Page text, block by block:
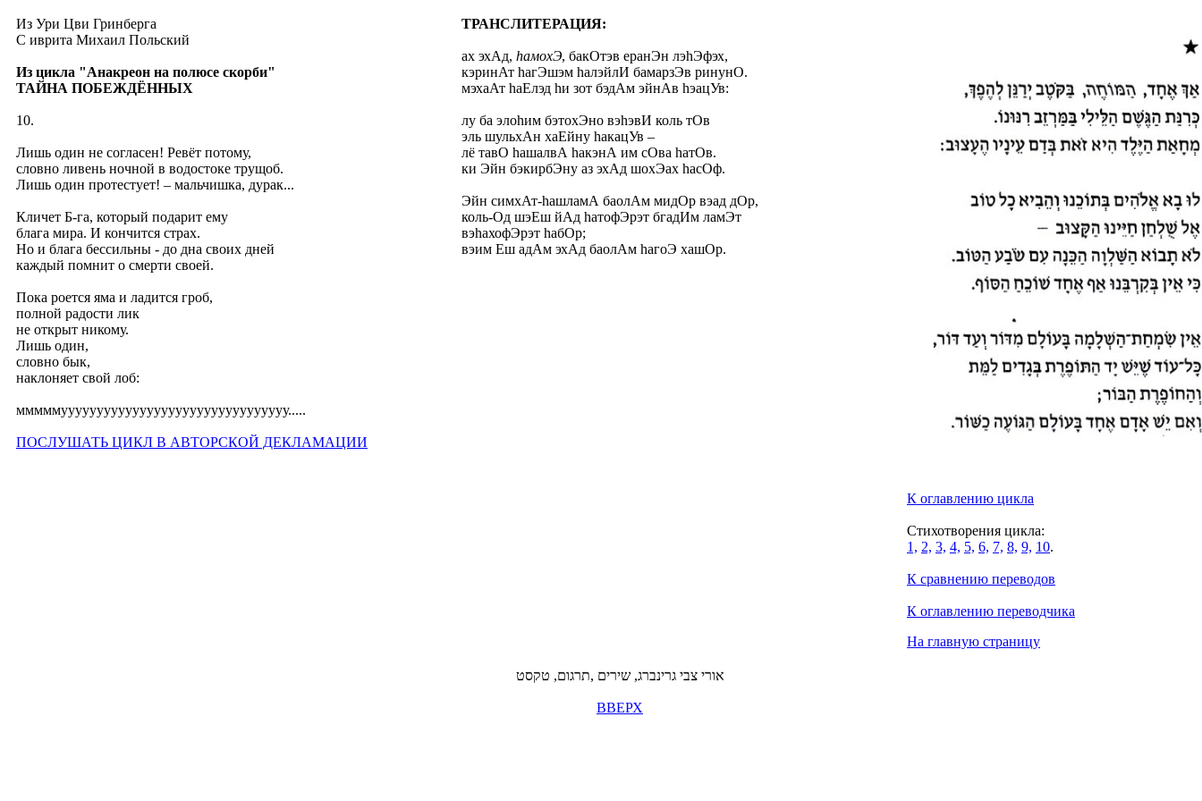
Из Ури Цви Гринберга
C иврита Михаил Польский
Из цикла "Анакреон на полюсе скорби"
ТАЙНА ПОБЕЖДЁННЫХ
10.
Лишь один не согласен! Ревёт потому,
словно ливень ночной в водостоке трущоб.
Лишь один протестует! – мальчишка, дурак...
Кличет Б-га, который подарит ему
блага мира. И кончится страх.
Но и блага бессильны - до дна своих дней
каждый помнит о смерти своей.
Пока роется яма и ладится гроб,
полной радости лик
не открыт никому.
Лишь один,
словно бык,
наклоняет свой лоб:
мммммуууууууууууууууууууууууууууууууу.....
ПОСЛУШАТЬ ЦИКЛ В АВТОРСКОЙ ДЕКЛАМАЦИИ
ТРАНСЛИТЕРАЦИЯ:
ах эхАд, hамохЭ, бакОтэв еранЭн лэhЭфэх,
кэринАт hагЭшэм hалэйлИ бамарзЭв ринунО.
мэхаАт hаЕлэд hи зот бэдАм эйнАв hэацУв:
лу ба элоhим бэтохЭно вэhэвИ коль тОв
эль шульхАн хаЕйну hакацУв –
лё тавО hашалвА hакэнА им сОва hатОв.
ки Эйн бэкирбЭну аз эхАд шохЭах hасОф.
Эйн симхАт-hашламА баолАм мидОр вэад дОр,
коль-Од шэЕш йАд hатофЭрэт бгадИм ламЭт
вэhахофЭрэт hабОр;
вэим Еш адАм эхАд баолАм hагоЭ хашОр.
К оглавлению цикла
Стихотворения цикла:
1, 2, 3, 4, 5, 6, 7, 8, 9, 10.
К сравнению переводов
К оглавлению переводчика
На главную страницу
אורי צבי גרינברג, שירים ,תרגום, טקסט
ВВЕРХ